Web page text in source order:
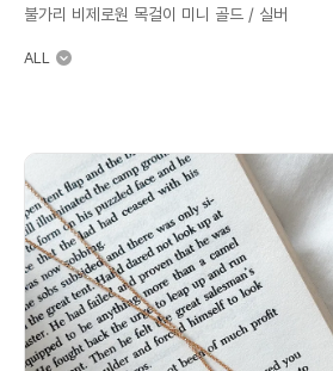
불가리 비제로원 목걸이 미니 골드 / 실버
ALL